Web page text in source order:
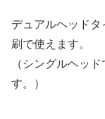
デュアルヘッド
刷で使えます。
（シングルヘッ
す。）